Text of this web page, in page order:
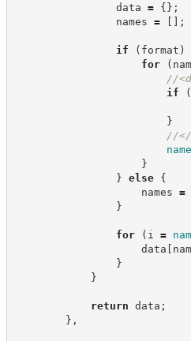
data = {} ;
names = [ ] ;
if ( format )
for
(
//
if
(
}
//
}
} else
{
names =
}
for ( i =
data [
}
}
return data ;
} ,